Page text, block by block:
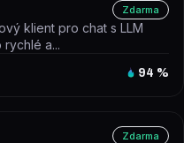
Zdarma
klient pro chat s LLM
a...
94 %
Zdarma